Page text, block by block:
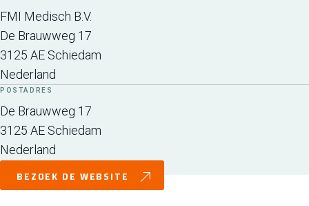
FMI Medisch B.V.
De Brauwweg 17
3125 AE Schiedam
Nederland
POSTADRES
De Brauwweg 17
3125 AE Schiedam
Nederland
BEZOEK DE WEBSITE